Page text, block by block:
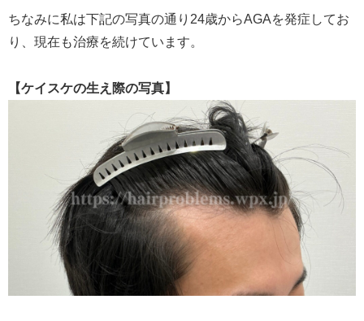
ちなみに私は下記の写真の通り24歳からAGAを発症してお
り、現在も治療を続けています。
【ケイスケの生え際の写真】